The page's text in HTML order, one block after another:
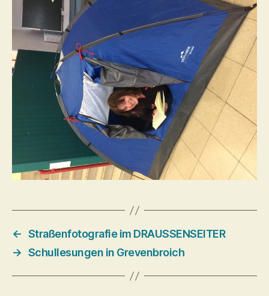
← Straßenfotografie im DRAUSSENSEITER
→ Schullesungen in Grevenbroich